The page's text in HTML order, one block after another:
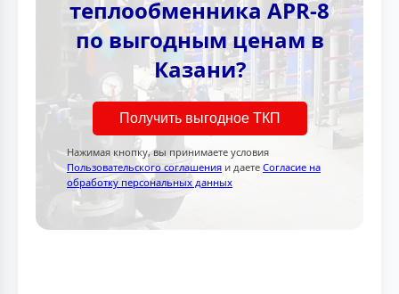
теплообменника APR-8
по выгодным ценам в
Казани?
Получить выгодное ТКП
Нажимая кнопку, вы принимаете условия
Пользовательского соглашения и даете Согласие на
обработку персональных данных